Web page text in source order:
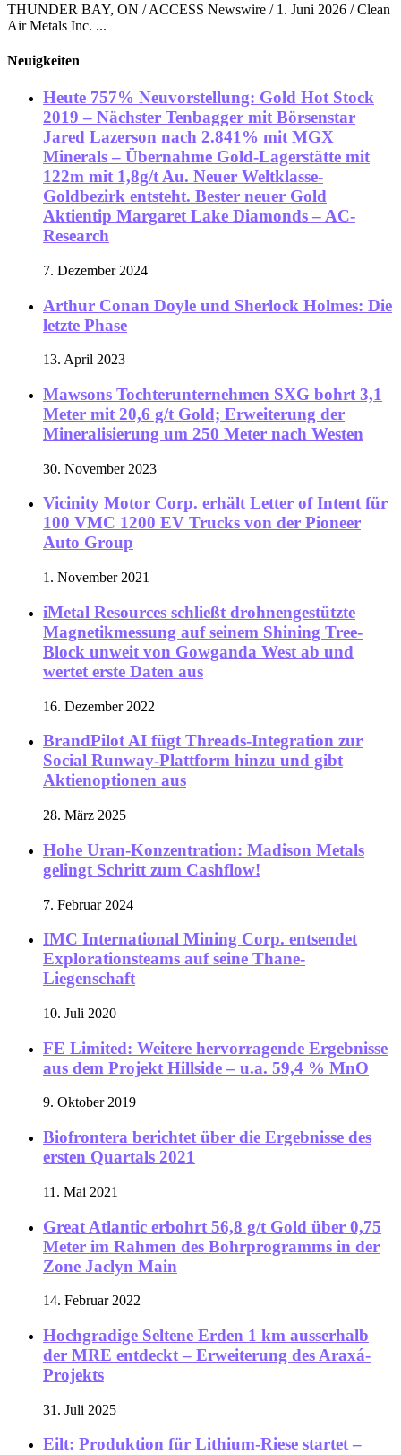
THUNDER BAY, ON / ACCESS Newswire / 1. Juni 2026 / Clean
Air Metals Inc. ...
Neuigkeiten
Heute 757% Neuvorstellung: Gold Hot Stock
2019 – Nächster Tenbagger mit Börsenstar
Jared Lazerson nach 2.841% mit MGX
Minerals – Übernahme Gold-Lagerstätte mit
122m mit 1,8g/t Au. Neuer Weltklasse-
Goldbezirk entsteht. Bester neuer Gold
Aktientip Margaret Lake Diamonds – AC-
Research
7. Dezember 2024
Arthur Conan Doyle und Sherlock Holmes: Die
letzte Phase
13. April 2023
Mawsons Tochterunternehmen SXG bohrt 3,1
Meter mit 20,6 g/t Gold; Erweiterung der
Mineralisierung um 250 Meter nach Westen
30. November 2023
Vicinity Motor Corp. erhält Letter of Intent für
100 VMC 1200 EV Trucks von der Pioneer
Auto Group
1. November 2021
iMetal Resources schließt drohnengestützte
Magnetikmessung auf seinem Shining Tree-
Block unweit von Gowganda West ab und
wertet erste Daten aus
16. Dezember 2022
BrandPilot AI fügt Threads-Integration zur
Social Runway-Plattform hinzu und gibt
Aktienoptionen aus
28. März 2025
Hohe Uran-Konzentration: Madison Metals
gelingt Schritt zum Cashflow!
7. Februar 2024
IMC International Mining Corp. entsendet
Explorationsteams auf seine Thane-
Liegenschaft
10. Juli 2020
FE Limited: Weitere hervorragende Ergebnisse
aus dem Projekt Hillside – u.a. 59,4 % MnO
9. Oktober 2019
Biofrontera berichtet über die Ergebnisse des
ersten Quartals 2021
11. Mai 2021
Great Atlantic erbohrt 56,8 g/t Gold über 0,75
Meter im Rahmen des Bohrprogramms in der
Zone Jaclyn Main
14. Februar 2022
Hochgradige Seltene Erden 1 km ausserhalb
der MRE entdeckt – Erweiterung des Araxá-
Projekts
31. Juli 2025
Eilt: Produktion für Lithium-Riese startet –